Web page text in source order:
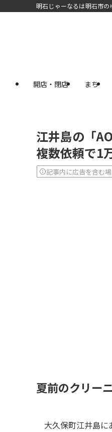
明石じゃーなるは明石市の
開店・閉店 まち
江井島の「
複数依頼で1
記事内に広告を含む
夏前のクリー
大久保町江井島